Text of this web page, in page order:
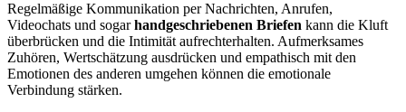
Regelmäßige Kommunikation per Nachrichten, Anrufen,
Videochats und sogarhandgeschriebenen Briefen kann die Kluft
überbrücken und die Intimität aufrechterhalten. Aufmerksames
Zuhören, Wertschätzung ausdrücken und empathisch mit den
Emotionen des anderen umgehen können die emotionale
Verbindung stärken.